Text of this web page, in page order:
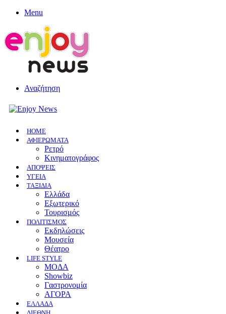
Menu
Αναζήτηση
HOME
ΑΦΙΕΡΩΜΑΤΑ
Ρετρό
Κινηματογράφος
ΑΠΟΨΕΙΣ
ΥΓΕΙΑ
ΤΑΞΙΔΙΑ
Ελλάδα
Εξωτερικό
Τουρισμός
ΠΟΛΙΤΙΣΜΟΣ
Eκδηλώσεις
Mουσεία
Θέατρο
LIFE STYLE
ΜΟΔΑ
Showbiz
Γαστρονομία
ΑΓΟΡΑ
ΕΛΛΆΔΑ